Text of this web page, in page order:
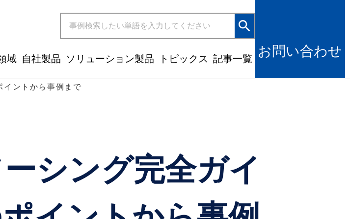
イントから事例まで
search
域 自社製品 ソリューション製品 トピックス 記事一覧
お問い合わせ
シング完全ガイ